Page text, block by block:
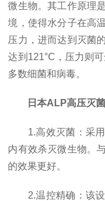
微生物。其工作原理
境，使得水分子在高
压力，进而达到灭菌
达到121°C，压力则
多数细菌和病毒。
日本ALP高压灭
1.高效灭菌：采用
内有效杀灭微生物。
的效果更好。
2.温控精确：该设